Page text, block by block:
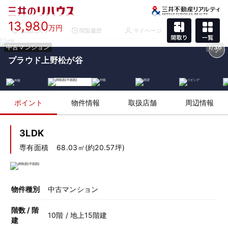
お気に入り 閲覧履歴 マイページ メニュー
中古マンション 1/36
13,980万円
プラウド上野松が谷
ポイント 物件情報 取扱店舗 周辺情報
3LDK
専有面積 68.03㎡(約20.57坪)
物件種別 中古マンション
階数 / 階
建
10階 / 地上15階建